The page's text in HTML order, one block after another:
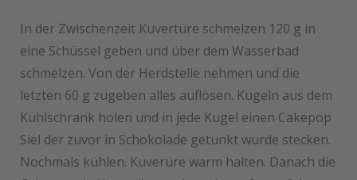
In der Zwischenzeit Kuvertüre schmelzen 120 g in
eine Schüssel geben und über dem Wasserbad
schmelzen. Von der Herdstelle nehmen und die
letzten 60 g zugeben alles auflösen. Kugeln aus dem
Kühlschrank holen und in jede Kugel einen Cakepop
Siel der zuvor in Schokolade getunkt wurde stecken.
Nochmals kühlen. Kuverüre warm halten. Danach die